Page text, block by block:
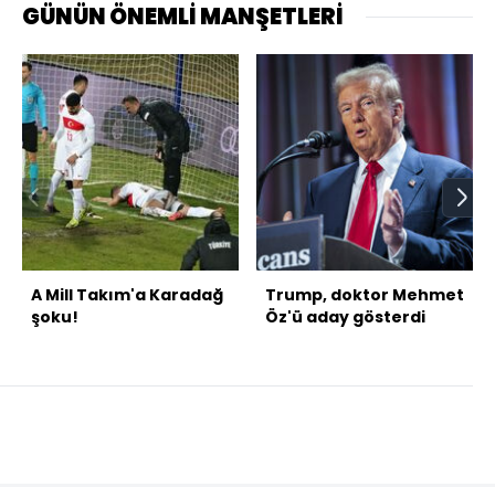
GÜNÜN ÖNEMLİ MANŞETLERİ
A Mill Takım'a Karadağ
şoku!
Trump, doktor Mehmet
Öz'ü aday gösterdi